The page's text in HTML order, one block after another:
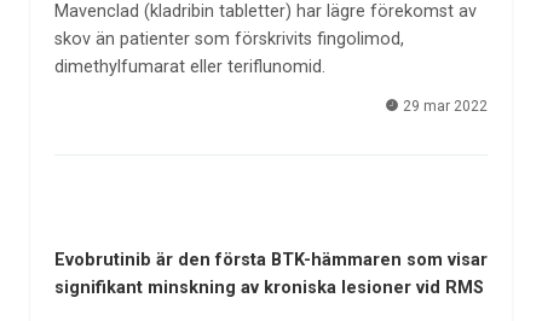
Mavenclad (kladribin tabletter) har lägre förekomst av
skov än patienter som förskrivits fingolimod,
dimethylfumarat eller teriflunomid.
29 mar 2022
Evobrutinib är den första BTK-hämmaren som visar
signifikant minskning av kroniska lesioner vid RMS